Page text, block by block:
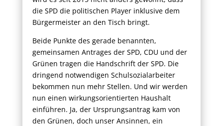
die SPD die politischen Player inklusive dem
Bürgermeister an den Tisch bringt.
Beide Punkte des gerade benannten,
gemeinsamen Antrages der SPD, CDU und der
Grünen tragen die Handschrift der SPD. Die
dringend notwendigen Schulsozialarbeiter
bekommen nun mehr Stellen. Und wir werden
nun einen wirkungsorientierten Haushalt
einführen. Ja, der Ursprungsantrag kam von
den Grünen, doch unser Ansinnen, ein